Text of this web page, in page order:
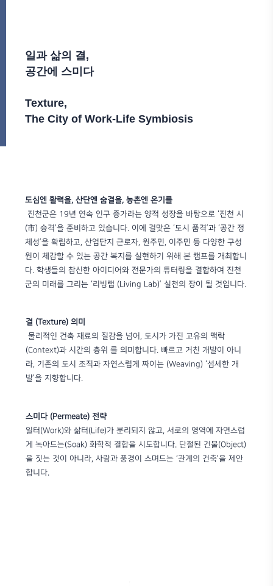
일과 삶의 결,
공간에 스미다
Texture,
The City of Work-Life Symbiosis
도심엔 활력을, 산단엔 숨결을, 농촌엔 온기를
진천군은 19년 연속 인구 증가라는 양적 성장을 바탕으로 ‘진천 시
(市) 승격’을 준비하고 있습니다. 이에 걸맞은 ‘도시 품격’과 ‘공간 정
체성’을 확립하고, 산업단지 근로자, 원주민, 이주민 등 다양한 구성
원이 체감할 수 있는 공간 복지를 실현하기 위해 본 캠프를 개최합니
다. 학생들의 참신한 아이디어와 전문가의 튜터링을 결합하여 진천
군의 미래를 그리는 ‘리빙랩 (Living Lab)’ 실천의 장이 될 것입니다.
결 (Texture) 의미
물리적인 건축 재료의 질감을 넘어, 도시가 가진 고유의 맥락
(Context)과 시간의 층위 를 의미합니다. 빠르고 거친 개발이 아니
라, 기존의 도시 조직과 자연스럽게 짜이는 (Weaving) ‘섬세한 개
발’을 지향합니다.
스미다 (Permeate) 전략
일터(Work)와 삶터(Life)가 분리되지 않고, 서로의 영역에 자연스럽
게 녹아드는(Soak) 화학적 결합을 시도합니다. 단절된 건물(Object)
을 짓는 것이 아니라, 사람과 풍경이 스며드는 ‘관계의 건축’을 제안
합니다.